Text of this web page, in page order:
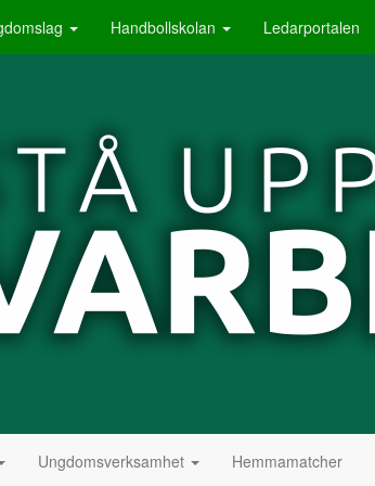
Handbollskolan Ledarportalen
Ungdomsverksamhet Hemmamatcher